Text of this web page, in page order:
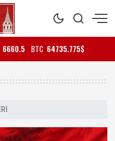
6660.5 BTC 64735.775$